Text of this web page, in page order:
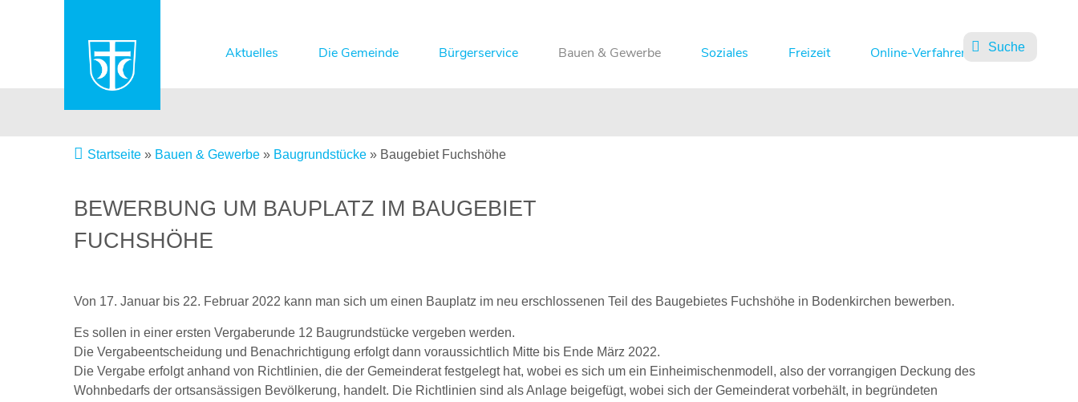
Suche
Aktuelles Die Gemeinde Bürgerservice Bauen & Gewerbe Soziales Freizeit Online-Verfahren
Startseite » Bauen & Gewerbe » Baugrundstücke » Baugebiet Fuchshöhe
BEWERBUNG UM BAUPLATZ IM BAUGEBIET
FUCHSHÖHE
Von 17. Januar bis 22. Februar 2022 kann man sich um einen Bauplatz im neu erschlossenen Teil des Baugebietes Fuchshöhe in Bodenkirchen bewerben.
Es sollen in einer ersten Vergaberunde 12 Baugrundstücke vergeben werden.
Die Vergabeentscheidung und Benachrichtigung erfolgt dann voraussichtlich Mitte bis Ende März 2022.
Die Vergabe erfolgt anhand von Richtlinien, die der Gemeinderat festgelegt hat, wobei es sich um ein Einheimischenmodell, also der vorrangigen Deckung des
Wohnbedarfs der ortsansässigen Bevölkerung, handelt. Die Richtlinien sind als Anlage beigefügt, wobei sich der Gemeinderat vorbehält, in begründeten